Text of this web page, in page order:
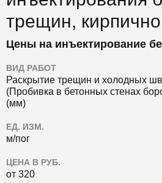
трещин,
Цены на инъектирование
ВИД РАБОТ
Раскрытие трещин и холодных
(Пробивка в бетонных стенах
(мм)
ЕД. ИЗМ.
м/пог
ЦЕНА В РУБ.
от 320